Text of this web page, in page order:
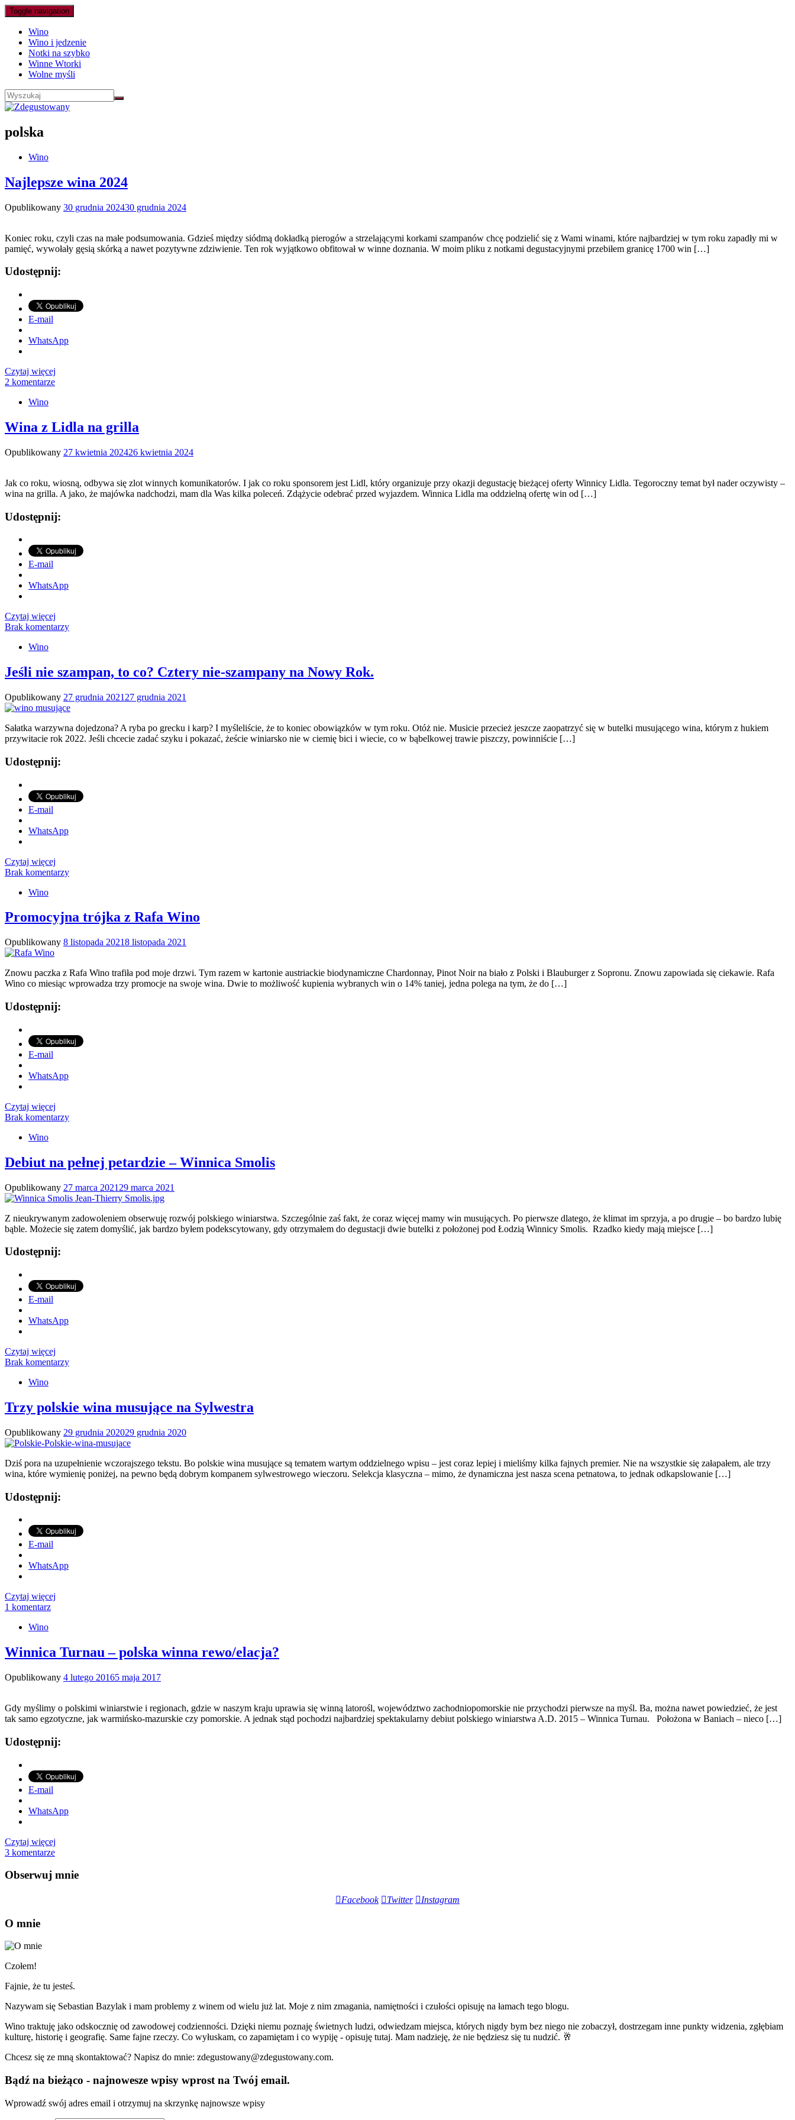
Toggle navigation
Wino
Wino i jedzenie
Notki na szybko
Winne Wtorki
Wolne myśli
polska
Wino
Najlepsze wina 2024
Opublikowany 30 grudnia 202430 grudnia 2024
Koniec roku, czyli czas na małe podsumowania. Gdzieś między siódmą dokładką pierogów a strzelającymi korkami szampanów chcę podzielić się z Wami winami, które najbardziej w tym roku zapadły mi w
pamięć, wywołały gęsią skórką a nawet pozytywne zdziwienie. Ten rok wyjątkowo obfitował w winne doznania. W moim pliku z notkami degustacyjnymi przebiłem granicę 1700 win […]
Udostępnij:
E-mail
WhatsApp
Czytaj więcej
2 komentarze
Wino
Wina z Lidla na grilla
Opublikowany 27 kwietnia 202426 kwietnia 2024
Jak co roku, wiosną, odbywa się zlot winnych komunikatorów. I jak co roku sponsorem jest Lidl, który organizuje przy okazji degustację bieżącej oferty Winnicy Lidla. Tegoroczny temat był nader oczywisty –
wina na grilla. A jako, że majówka nadchodzi, mam dla Was kilka poleceń. Zdążycie odebrać przed wyjazdem. Winnica Lidla ma oddzielną ofertę win od […]
Udostępnij:
E-mail
WhatsApp
Czytaj więcej
Brak komentarzy
Wino
Jeśli nie szampan, to co? Cztery nie-szampany na Nowy Rok.
Opublikowany 27 grudnia 2021 27 grudnia 2021
Sałatka warzywna dojedzona? A ryba po grecku i karp? I myśleliście, że to koniec obowiązków w tym roku. Otóż nie. Musicie przecież jeszcze zaopatrzyć się w butelki musującego wina, którym z hukiem
przywitacie rok 2022. Jeśli chcecie zadać szyku i pokazać, żeście winiarsko nie w ciemię bici i wiecie, co w bąbelkowej trawie piszczy, powinniście […]
Udostępnij:
E-mail
WhatsApp
Czytaj więcej
Brak komentarzy
Wino
Promocyjna trójka z Rafa Wino
Opublikowany 8 listopada 20218 listopada 2021
Znowu paczka z Rafa Wino trafiła pod moje drzwi. Tym razem w kartonie austriackie biodynamiczne Chardonnay, Pinot Noir na biało z Polski i Blauburger z Sopronu. Znowu zapowiada się ciekawie. Rafa
Wino co miesiąc wprowadza trzy promocje na swoje wina. Dwie to możliwość kupienia wybranych win o 14% taniej, jedna polega na tym, że do […]
Udostępnij:
E-mail
WhatsApp
Czytaj więcej
Brak komentarzy
Wino
Debiut na pełnej petardzie – Winnica Smolis
Opublikowany 27 marca 2021 29 marca 2021
Z nieukrywanym zadowoleniem obserwuję rozwój polskiego winiarstwa. Szczególnie zaś fakt, że coraz więcej mamy win musujących. Po pierwsze dlatego, że klimat im sprzyja, a po drugie – bo bardzo lubię
bąble. Możecie się zatem domyślić, jak bardzo byłem podekscytowany, gdy otrzymałem do degustacji dwie butelki z położonej pod Łodzią Winnicy Smolis. Rzadko kiedy mają miejsce […]
Udostępnij:
E-mail
WhatsApp
Czytaj więcej
Brak komentarzy
Wino
Trzy polskie wina musujące na Sylwestra
Opublikowany 29 grudnia 202029 grudnia 2020
Dziś pora na uzupełnienie wczorajszego tekstu. Bo polskie wina musujące są tematem wartym oddzielnego wpisu – jest coraz lepiej i mieliśmy kilka fajnych premier. Nie na wszystkie się załapałem, ale trzy
wina, które wymienię poniżej, na pewno będą dobrym kompanem sylwestrowego wieczoru. Selekcja klasyczna – mimo, że dynamiczna jest nasza scena petnatowa, to jednak odkapslowanie […]
Udostępnij:
E-mail
WhatsApp
Czytaj więcej
1 komentarz
Wino
Winnica Turnau – polska winna rewo/elacja?
Opublikowany 4 lutego 20165 maja 2017
Gdy myślimy o polskimi winiarstwie i regionach, gdzie w naszym kraju uprawia się winną latorośl, województwo zachodniopomorskie nie przychodzi pierwsze na myśl. Ba, można nawet powiedzieć, że jest
tak samo egzotyczne, jak warmińsko-mazurskie czy pomorskie. A jednak stąd pochodzi najbardziej spektakularny debiut polskiego winiarstwa A.D. 2015 – Winnica Turnau. Położona w Baniach – nieco […]
Udostępnij:
E-mail
WhatsApp
Czytaj więcej
3 komentarze
Obserwuj mnie
Facebook Twitter Instagram
O mnie
Czołem!
Fajnie, że tu jesteś.
Nazywam się Sebastian Bazylak i mam problemy z winem od wielu już lat. Moje z nim zmagania, namiętności i czułości opisuję na łamach tego blogu.
Wino traktuję jako odskocznię od zawodowej codzienności. Dzięki niemu poznaję świetnych ludzi, odwiedzam miejsca, których nigdy bym bez niego nie zobaczył, dostrzegam inne punkty widzenia, zgłębiam
kulturę, historię i geografię. Same fajne rzeczy. Co wyłuskam, co zapamiętam i co wypiję - opisuję tutaj. Mam nadzieję, że nie będziesz się tu nudzić. 🥂
Chcesz się ze mną skontaktować? Napisz do mnie: zdegustowany@zdegustowany.com.
Bądź na bieżąco - najnowesze wpisy wprost na Twój email.
Wprowadź swój adres email i otrzymuj na skrzynkę najnowsze wpisy